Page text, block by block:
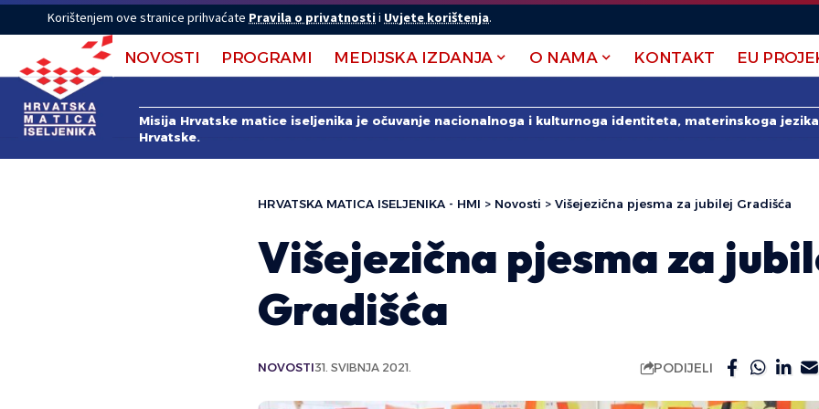
Korištenjem ove stranice prihvaćate Pravila o privatnostii Uvjete korištenja.
NOVOSTI PROGRAMI MEDIJSKA IZDANJA O NAMA KONTAKT EU
Misija Hrvatske matice iseljenika je očuvanje nacionalnoga i kulturnoga identiteta, materinskoga
Hrvatske.
HRVATSKA MATICA ISELJENIKA - HMI > Novosti > Višejezična pjesma za jubilej Gradišća
Višejezična pjesma za
Gradišća
NOVOSTI31. SVIBNJA 2021. PODIJELI